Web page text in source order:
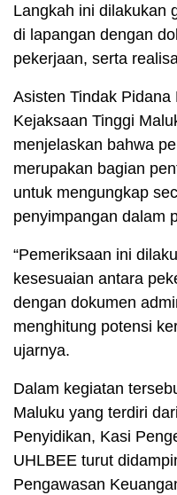
Langkah ini dilakukan
di lapangan dengan
pekerjaan, serta
Asisten Tindak Pidana
Kejaksaan Tinggi
menjelaskan bahwa
merupakan bagian
untuk mengungkap
penyimpangan dalam
“Pemeriksaan ini
kesesuaian antara
dengan dokumen
menghitung potensi
ujarnya.
Dalam kegiatan
Maluku yang terdiri
Penyidikan, Kasi
UHLBEE turut
Pengawasan